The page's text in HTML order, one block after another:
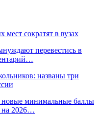
сократят в вузах
перевестись в
названы три
минимальные баллы
на 2026…